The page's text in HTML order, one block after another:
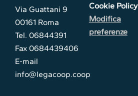
Via Guattani 9
00161 Roma
Tel. 06844391
Fax 0684439406
E-mail
info@legacoop.coop
Cookie Policy
Modifica
preferenze